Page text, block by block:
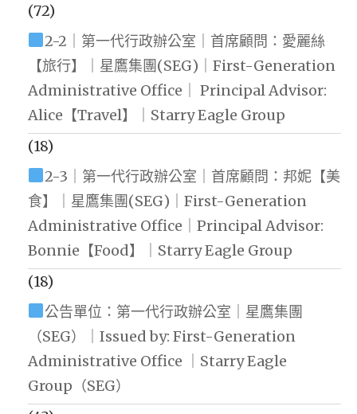
(72)
2-2｜第一代行政辦公室｜首席顧問：愛麗絲
【旅行】｜星鷹集團(SEG)｜First-Generation
Administrative Office｜ Principal Advisor:
Alice【Travel】｜Starry Eagle Group
(18)
2-3｜第一代行政辦公室｜首席顧問：邦妮【美
食】｜星鷹集團(SEG)｜First-Generation
Administrative Office｜Principal Advisor:
Bonnie【Food】｜Starry Eagle Group
(18)
公告單位：第一代行政辦公室｜星鷹集團
（SEG）｜Issued by: First-Generation
Administrative Office ｜Starry Eagle
Group（SEG）